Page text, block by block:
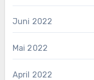
Juni 2022
Mai 2022
April 2022